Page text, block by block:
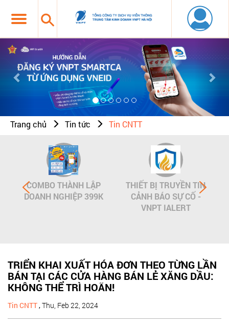
Previous
Trang chủ Tin tức Tin CNTT
COMBO THÀNH LẬP
DOANH NGHIỆP 399K
THIẾT BỊ TRUYỀN TIN
CẢNH BÁO SỰ CỐ -
VNPT IALERT
TRIỂN KHAI XUẤT HÓA ĐƠN THEO TỪNG LẦN
BÁN TẠI CÁC CỬA HÀNG BÁN LẺ XĂNG DẦU:
KHÔNG THỂ TRÌ HOÃN!
Tin CNTT,Thu, Feb 22, 2024